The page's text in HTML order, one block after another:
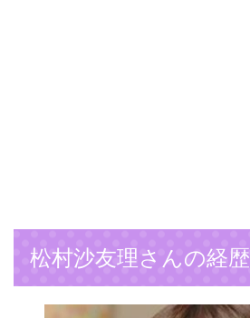
松村沙友理さんの経歴